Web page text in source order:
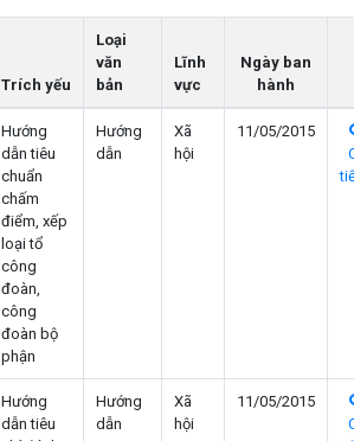
Trích yếu
Loại
văn
bản
Lĩnh
vực
Ngày ban
hành
Hướng
dẫn tiêu
chuẩn
chấm
điểm, xếp
loại tổ
công
đoàn,
công
đoàn bộ
phận
Hướng
dẫn
Xã
hội
11/05/2015
Hướng
dẫn tiêu
Hướng
dẫn
Xã
hội
11/05/2015